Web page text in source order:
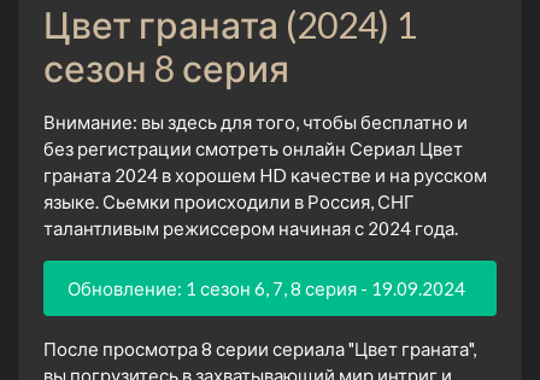
Цвет граната (2024) 1
сезон 8 серия
Внимание: вы здесь для того, чтобы бесплатно и
без регистрации смотреть онлайн Сериал Цвет
граната 2024 в хорошем HD качестве и на русском
языке. Сьемки происходили в Россия, СНГ
талантливым режиссером начиная с 2024 года.
Обновление: 1 сезон 6, 7, 8 серия - 19.09.2024
После просмотра 8 серии сериала "Цвет граната",
вы погрузитесь в захватывающий мир интриг и